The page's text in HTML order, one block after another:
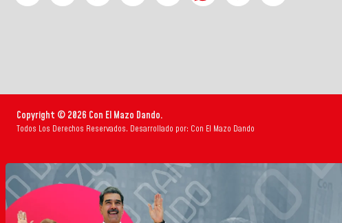
Copyright © 2026 Con El Mazo Dando.
Todos Los Derechos Reservados. Desarrollado por: Con El Mazo Dando